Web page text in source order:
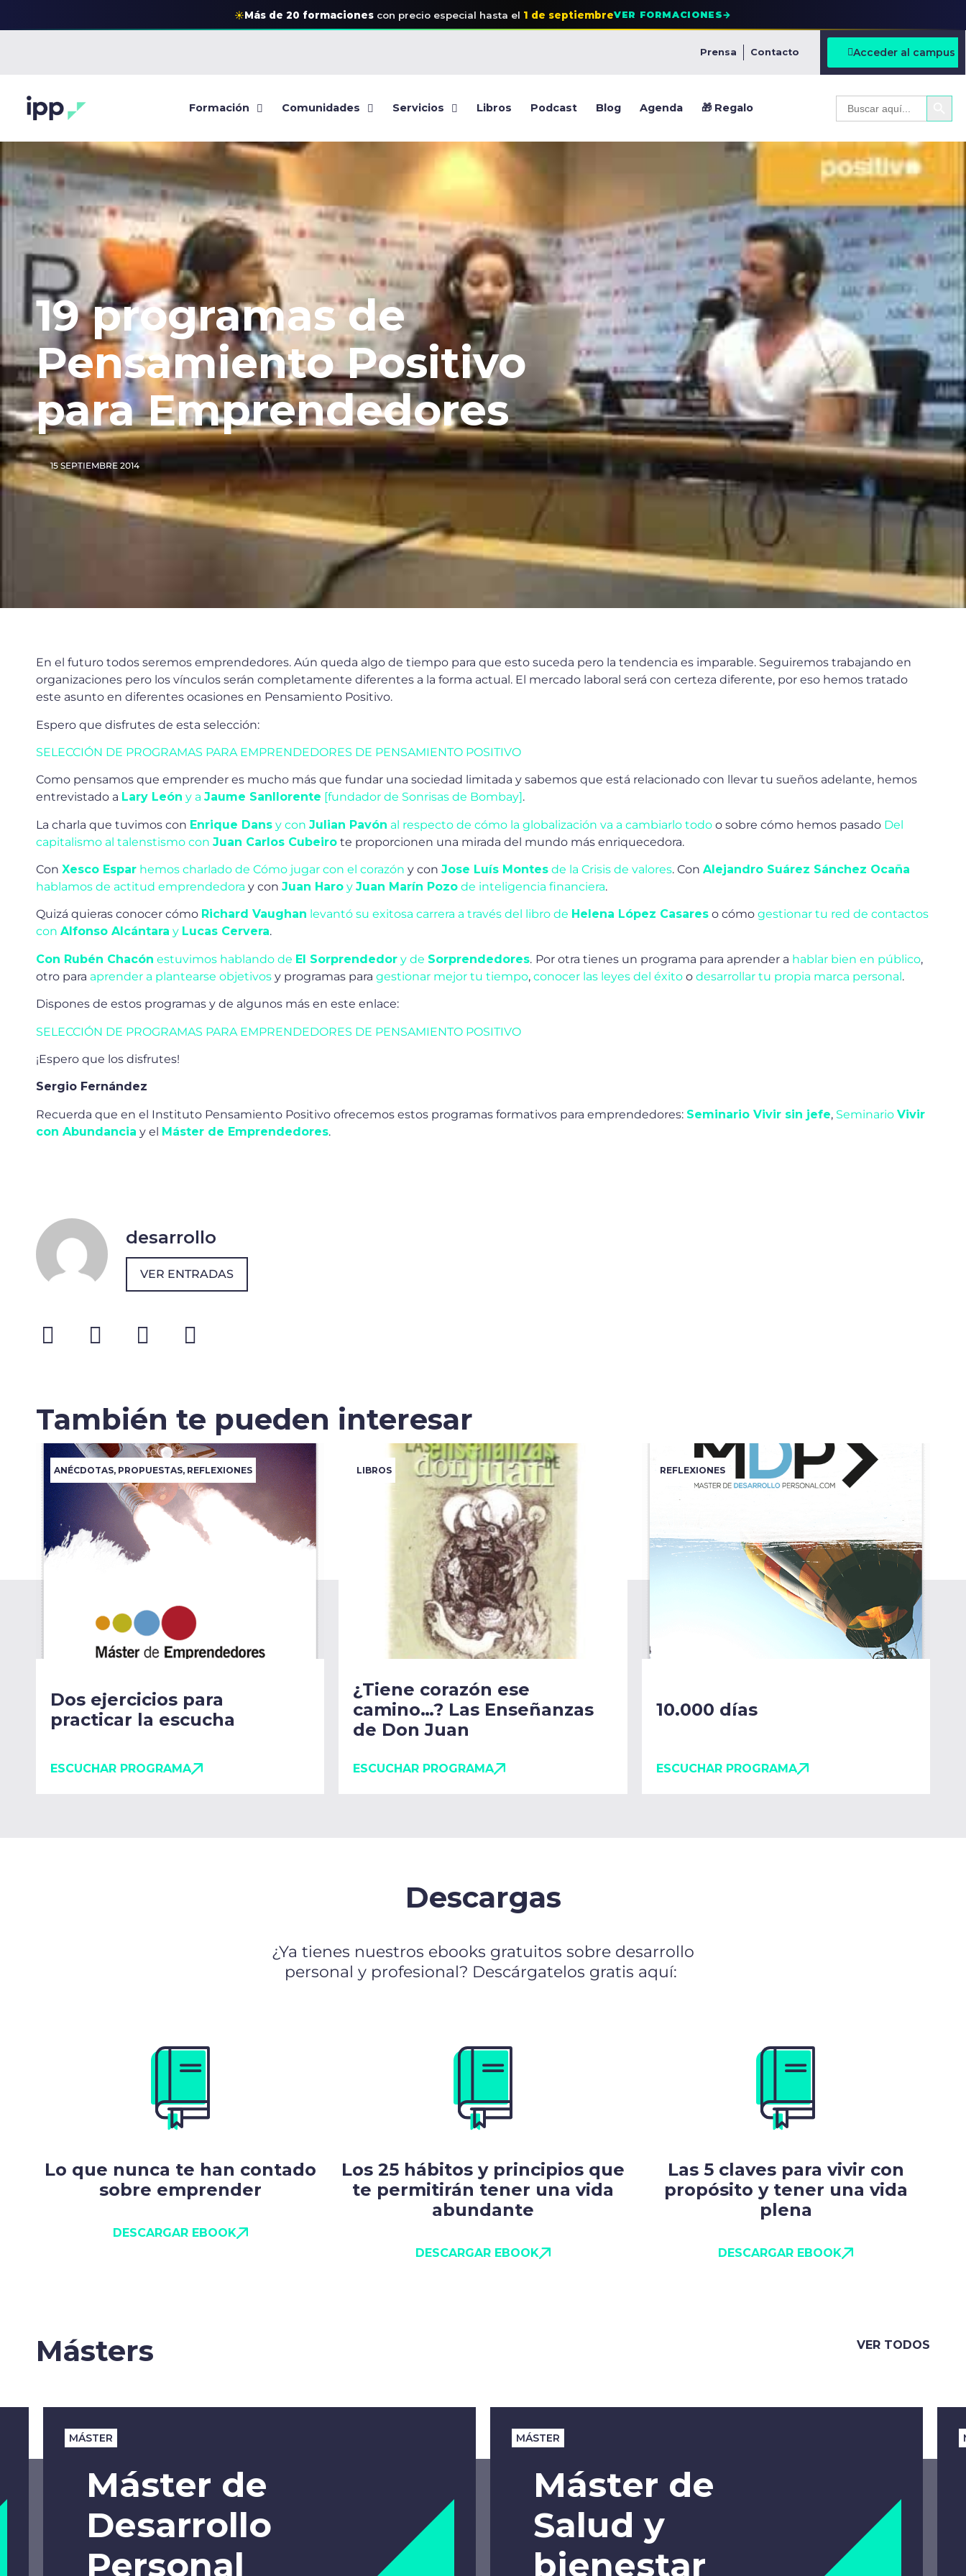
☀Más de 20 formaciones con precio especial hasta el 1 de septiembreVER FORMACIONES→
Prensa Contacto Acceder al campus
Formación Comunidades Servicios Libros Podcast Blog Agenda 🎁 Regalo
Buscar:
19 programas de
Pensamiento Positivo
para Emprendedores
15 SEPTIEMBRE 2014
En el futuro todos seremos emprendedores. Aún queda algo de tiempo para que esto suceda pero la tendencia es imparable. Seguiremos trabajando en
organizaciones pero los vínculos serán completamente diferentes a la forma actual. El mercado laboral será con certeza diferente, por eso hemos tratado
este asunto en diferentes ocasiones en Pensamiento Positivo.
Espero que disfrutes de esta selección:
SELECCIÓN DE PROGRAMAS PARA EMPRENDEDORES DE PENSAMIENTO POSITIVO
Como pensamos que emprender es mucho más que fundar una sociedad limitada y sabemos que está relacionado con llevar tu sueños adelante, hemos
entrevistado a Lary León y aJaume Sanllorente [fundador de Sonrisas de Bombay] .
La charla que tuvimos con Enrique Dans y conJulian Pavón al respecto de cómo la globalización va a cambiarlo todo o sobre cómo hemos pasado Del
capitalismo al talenstismo conJuan Carlos Cubeiro te proporcionen una mirada del mundo más enriquecedora.
ConXesco Espar hemos charlado de Cómo jugar con el corazón y conJose Luís Montes de la Crisis de valores. ConAlejandro Suárez Sánchez Ocaña
hablamos de actitud emprendedora y conJuan Haro yJuan Marín Pozo de inteligencia financiera.
Quizá quieras conocer cómo Richard Vaughan levantó su exitosa carrera a través del libro de Helena López Casares o cómogestionar tu red de contactos
conAlfonso Alcántara y Lucas Cervera.
Con Rubén Chacón estuvimos hablando de El Sorprendedor y de Sorprendedores. Por otra tienes un programa para aprender a hablar bien en público,
otro para aprender a plantearse objetivos y programas paragestionar mejor tu tiempo,conocer las leyes del éxito odesarrollar tu propia marca personal.
Dispones de estos programas y de algunos más en este enlace:
SELECCIÓN DE PROGRAMAS PARA EMPRENDEDORES DE PENSAMIENTO POSITIVO
¡Espero que los disfrutes!
Sergio Fernández
Recuerda que en el Instituto Pensamiento Positivo ofrecemos estos programas formativos para emprendedores: Seminario Vivir sin jefe, SeminarioVivir
con Abundancia y el Máster de Emprendedores.
desarrollo
VER ENTRADAS
También te pueden interesar
ANÉCDOTAS, PROPUESTAS, REFLEXIONES
Dos ejercicios para
practicar la escucha
ESCUCHAR PROGRAMA
LIBROS
¿Tiene corazón ese
camino…? Las Enseñanzas
de Don Juan
ESCUCHAR PROGRAMA
REFLEXIONES
10.000 días
ESCUCHAR PROGRAMA
Descargas
¿Ya tienes nuestros ebooks gratuitos sobre desarrollo
personal y profesional? Descárgatelos gratis aquí:
Lo que nunca te han contado
sobre emprender
DESCARGAR EBOOK
Los 25 hábitos y principios que
te permitirán tener una vida
abundante
DESCARGAR EBOOK
Las 5 claves para vivir con
propósito y tener una vida
plena
DESCARGAR EBOOK
Másters VER TODOS
MÁSTER
Máster de
Desarrollo
Personal
MÁSTER
Máster de
Salud y
bienestar